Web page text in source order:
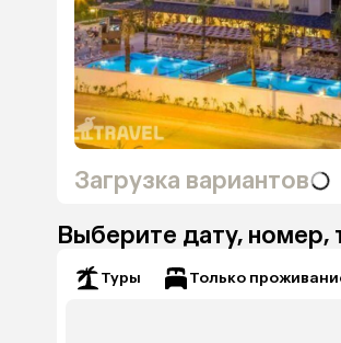
Загрузка вариантов
Выберите дату, номер,
Туры Только